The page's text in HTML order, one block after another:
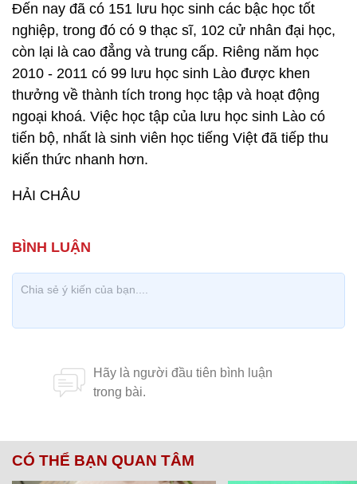
Đến nay đã có 151 lưu học sinh các bậc học tốt
nghiệp, trong đó có 9 thạc sĩ, 102 cử nhân đại học,
còn lại là cao đẳng và trung cấp. Riêng năm học
2010 - 2011 có 99 lưu học sinh Lào được khen
thưởng về thành tích trong học tập và hoạt động
ngoại khoá. Việc học tập của lưu học sinh Lào có
tiến bộ, nhất là sinh viên học tiếng Việt đã tiếp thu
kiến thức nhanh hơn.
HẢI CHÂU
CÓ THỂ BẠN QUAN TÂM